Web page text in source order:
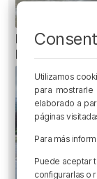
Recuperado
la ría de Bilbao
Utilizamos
para
elaborado a
páginas
Para más
Puede aceptar
configurarlas o